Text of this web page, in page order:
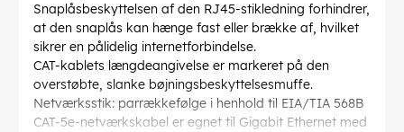
Snaplåsbeskyttelsen af den RJ45-stikledning forhindrer,
at den snaplås kan hænge fast eller brække af, hvilket
sikrer en pålidelig internetforbindelse.
CAT-kablets længdeangivelse er markeret på den
overstøbte, slanke bøjningsbeskyttelsesmuffe.
Netværksstik: parrækkefølge i henhold til EIA/TIA 568B
CAT-5e-netværkskabel er egnet til Gigabit Ethernet med